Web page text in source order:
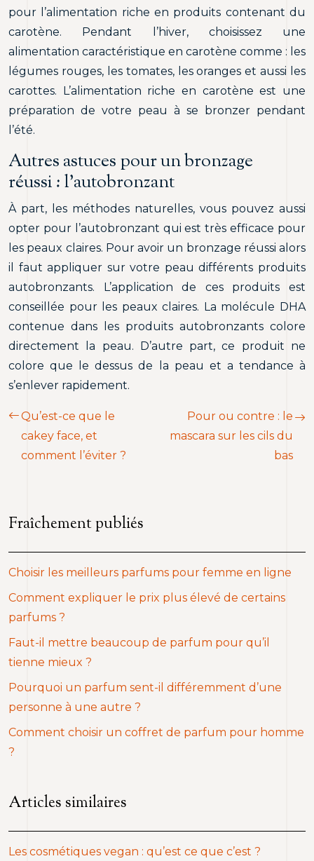
pour l’alimentation riche en produits contenant du
carotène. Pendant l’hiver, choisissez une
alimentation caractéristique en carotène comme : les
légumes rouges, les tomates, les oranges et aussi les
carottes. L’alimentation riche en carotène est une
préparation de votre peau à se bronzer pendant
l’été.
Autres astuces pour un bronzage
réussi : l’autobronzant
À part, les méthodes naturelles, vous pouvez aussi
opter pour l’autobronzant qui est très efficace pour
les peaux claires. Pour avoir un bronzage réussi alors
il faut appliquer sur votre peau différents produits
autobronzants. L’application de ces produits est
conseillée pour les peaux claires. La molécule DHA
contenue dans les produits autobronzants colore
directement la peau. D’autre part, ce produit ne
colore que le dessus de la peau et a tendance à
s’enlever rapidement.
Qu’est-ce que le
cakey face, et
comment l’éviter ?
Pour ou contre : le
mascara sur les cils du
bas
Fraîchement publiés
Choisir les meilleurs parfums pour femme en ligne
Comment expliquer le prix plus élevé de certains
parfums ?
Faut-il mettre beaucoup de parfum pour qu’il
tienne mieux ?
Pourquoi un parfum sent-il différemment d’une
personne à une autre ?
Comment choisir un coffret de parfum pour homme
?
Articles similaires
Les cosmétiques vegan : qu’est ce que c’est ?